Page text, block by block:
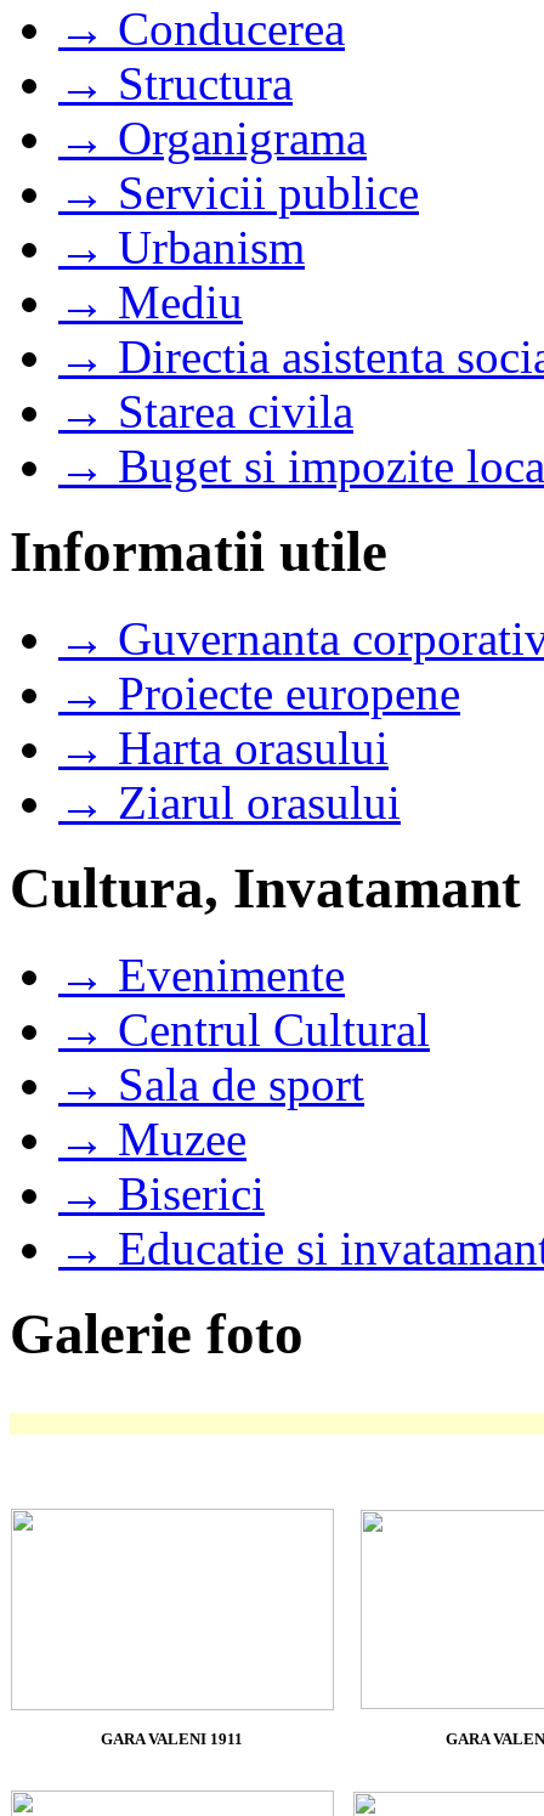
→ Conducerea
→ Structura
→ Organigrama
→ Servicii publice
→ Urbanism
→ Mediu
→ Directia asistenta
→ Starea civila
→ Buget si impozite
Informatii utile
→ Guvernanta
→ Proiecte europene
→ Harta orasului
→ Ziarul orasului
Cultura, Invatamant
→ Evenimente
→ Centrul Cultural
→ Sala de sport
→ Muzee
→ Biserici
→ Educatie si
Galerie foto
GARA VALENI 1911 GARA